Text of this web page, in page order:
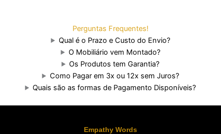
Perguntas Frequentes!
Qual é o Prazo e Custo do Envio?
O Mobiliário vem Montado?
Os Produtos tem Garantia?
Como Pagar em 3x ou 12x sem Juros?
Quais são as formas de Pagamento Disponíveis?
Empathy Words